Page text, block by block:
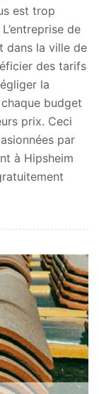
est trop
de
dans la ville de
des tarifs
la
budget
prix. Ceci
par
à Hipsheim